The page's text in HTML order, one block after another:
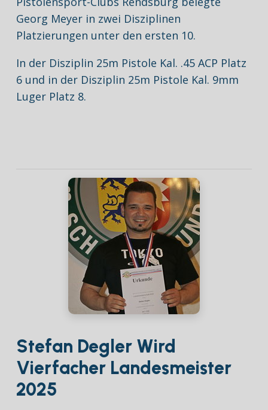
Georg Meyer in zwei Disziplinen
Platzierungen unter den ersten 10.
In der Disziplin 25m Pistole Kal. .45 ACP Platz
6 und in der Disziplin 25m Pistole Kal. 9mm
Luger Platz 8.
Stefan Degler Wird
Vierfacher Landesmeister
2025